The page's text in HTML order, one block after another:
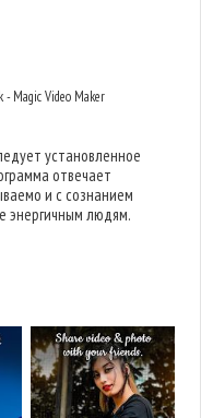
- Magic Video Maker
установленное
отвечает
и с сознанием
энергичным людям.